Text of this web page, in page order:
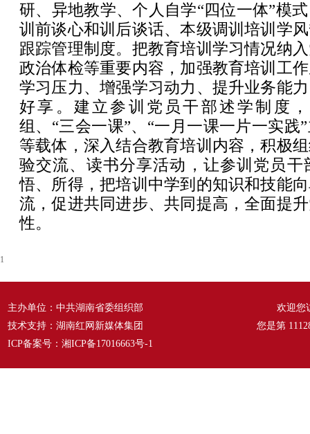
研、异地教学、个人自学“四位一体”模
训前谈心和训后谈话、本级调训培训学
跟踪管理制度。把教育培训学习情况纳
政治体检等重要内容，加强教育培训工
学习压力、增强学习动力、提升业务能
好享。建立参训党员干部述学制度
组、“三会一课”、“一月一课一片一实践
等载体，深入结合教育培训内容，积极
验交流、读书分享活动，让参训党员干
悟、所得，把培训中学到的知识和技能
流，促进共同进步、共同提高，全面提
性。
1
主办单位：中共湖南省委组织部
技术支持：湖南红网新媒体集团
ICP备案号： 湘ICP备17016663号-1
欢迎您
您是第